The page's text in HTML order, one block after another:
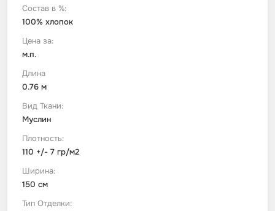
Состав в %:
100% хлопок
Цена за:
м.п.
Длина
0.76 м
Вид Ткани:
Муслин
Плотность:
110 +/- 7 гр/м2
Ширина:
150 см
Тип Отделки: